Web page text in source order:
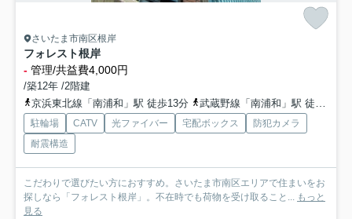
さいたま市南区根岸
フォレスト根岸
- 管理/共益費4,000円
/築12年 /2階建
京浜東北線「南浦和」駅 徒歩13分
武蔵野線「南浦和」駅 徒歩13分
駐輪場 CATV 光ファイバー 宅配ボックス
防犯カメラ
耐震構造
こだわりで選びたい方におすすめ。さいたま市南区エリアで住まいをお
探しなら「フォレスト根岸」。不在時でも荷物を受け取ること... もっと
見る